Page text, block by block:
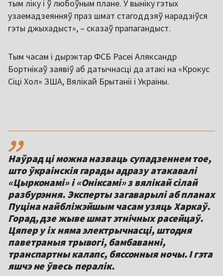
тым ліку і ў любоўным плане. У выніку гэтых
узаемадзеянняў праз шмат стагоддзяў нарадзіўся
гэты джыхадыст», – сказаў прапагандыст.
Тым часам і дырэктар ФСБ Расеі Аляксандр
Бортнікаў заявіў аб датычнасці да атакі на «Крокус
Сіці Хол» ЗША, Вялікай Брытаніі і Украіны.
,,
Наўрад ці можна назваць супадзеннем тое,
што ўкраінскія гарады адразу атакавалі
«Цырконамі» і «Оніксамі» з вялікай сілай
разбурэння. Эксперты загаварылі аб планах
Пуціна найбліжэйшым часам узяць Харкаў.
Горад, дзе жыве шмат этнічных расейцаў.
Цяпер у іх няма электрычнасці, штодня
паветраныя трывогі, бамбаванні,
транспартны калапс, бяссонныя ночы. І гэта
яшчэ не ўвесь пералік.